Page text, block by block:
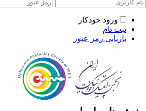
ورود خودکار
ثبت نام
بازیابی رمز عبور